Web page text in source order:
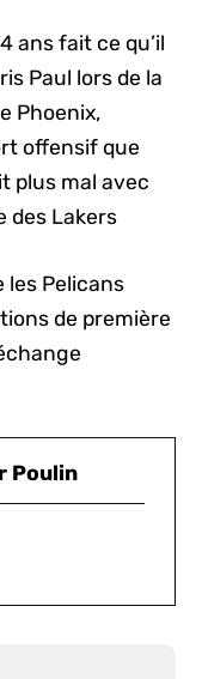
ans fait ce qu’il
Paul lors de la
Phoenix,
offensif que
plus mal avec
des Lakers
les Pelicans
de première
Poulin